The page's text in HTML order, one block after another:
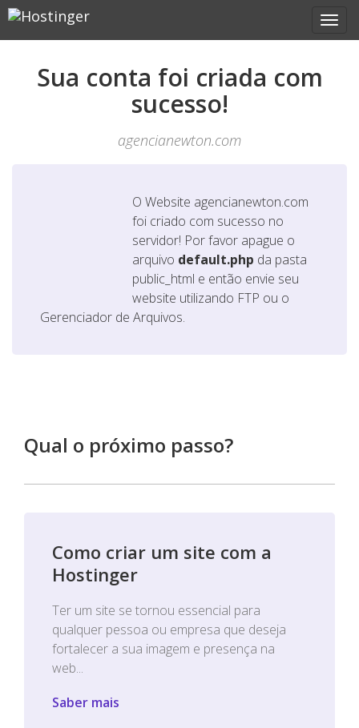
Sua conta foi criada com
sucesso!
agencianewton.com
O Website agencianewton.com
foi criado com sucesso no
servidor! Por favor apague o
arquivo default.php da pasta
public_html e então envie seu
website utilizando FTP ou o
Gerenciador de Arquivos.
Qual o próximo passo?
Como criar um site com a
Hostinger
Ter um site se tornou essencial para
qualquer pessoa ou empresa que deseja
fortalecer a sua imagem e presença na
web...
Saber mais